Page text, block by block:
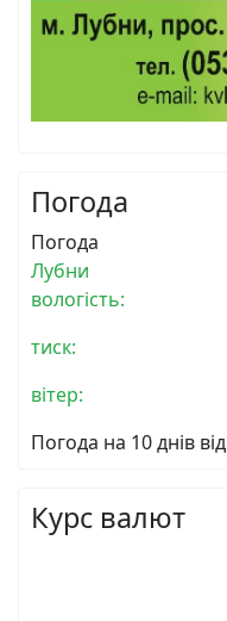
Погода
Погода
Лубни
вологість:
тиск:
вітер:
Погода на 10 днів від
Курс валют